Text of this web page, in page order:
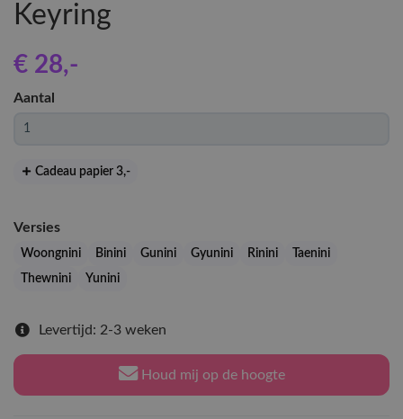
Keyring
€ 28,-
Aantal
Cadeau papier 3,-
Versies
Woongnini Binini Gunini Gyunini Rinini
Taenini
Thewnini
Yunini
Levertijd: 2-3 weken
Houd mij op de hoogte